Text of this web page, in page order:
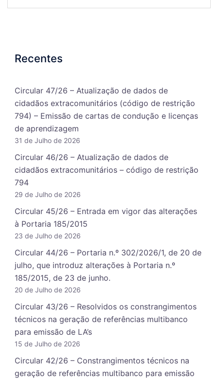
Recentes
Circular 47/26 – Atualização de dados de
cidadãos extracomunitários (código de restrição
794) – Emissão de cartas de condução e licenças
de aprendizagem
31 de Julho de 2026
Circular 46/26 – Atualização de dados de
cidadãos extracomunitários – código de restrição
794
29 de Julho de 2026
Circular 45/26 – Entrada em vigor das alterações
à Portaria 185/2015
23 de Julho de 2026
Circular 44/26 – Portaria n.º 302/2026/1, de 20 de
julho, que introduz alterações à Portaria n.º
185/2015, de 23 de junho.
20 de Julho de 2026
Circular 43/26 – Resolvidos os constrangimentos
técnicos na geração de referências multibanco
para emissão de LA’s
15 de Julho de 2026
Circular 42/26 – Constrangimentos técnicos na
geração de referências multibanco para emissão